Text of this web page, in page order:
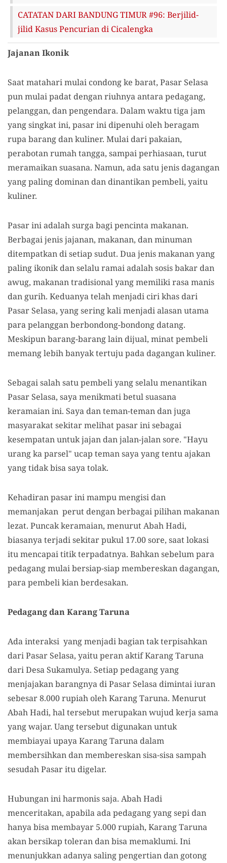
CATATAN DARI BANDUNG TIMUR #96: Berjilid-
jilid Kasus Pencurian di Cicalengka
Jajanan Ikonik
Saat matahari mulai condong ke barat, Pasar Selasa
pun mulai padat dengan riuhnya antara pedagang,
pelanggan, dan pengendara. Dalam waktu tiga jam
yang singkat ini, pasar ini dipenuhi oleh beragam
rupa barang dan kuliner. Mulai dari pakaian,
perabotan rumah tangga, sampai perhiasaan, turut
meramaikan suasana. Namun, ada satu jenis dagangan
yang paling dominan dan dinantikan pembeli, yaitu
kuliner.
Pasar ini adalah surga bagi pencinta makanan.
Berbagai jenis jajanan, makanan, dan minuman
ditempatkan di setiap sudut. Dua jenis makanan yang
paling ikonik dan selalu ramai adalah sosis bakar dan
awug, makanan tradisional yang memiliki rasa manis
dan gurih. Keduanya telah menjadi ciri khas dari
Pasar Selasa, yang sering kali menjadi alasan utama
para pelanggan berbondong-bondong datang.
Meskipun barang-barang lain dijual, minat pembeli
memang lebih banyak tertuju pada dagangan kuliner.
Sebagai salah satu pembeli yang selalu menantikan
Pasar Selasa, saya menikmati betul suasana
keramaian ini. Saya dan teman-teman dan juga
masyarakat sekitar melihat pasar ini sebagai
kesempatan untuk jajan dan jalan-jalan sore. "Hayu
urang ka parsel" ucap teman saya yang tentu ajakan
yang tidak bisa saya tolak.
Kehadiran pasar ini mampu mengisi dan
memanjakan perut dengan berbagai pilihan makanan
lezat. Puncak keramaian, menurut Abah Hadi,
biasanya terjadi sekitar pukul 17.00 sore, saat lokasi
itu mencapai titik terpadatnya. Bahkan sebelum para
pedagang mulai bersiap-siap membereskan dagangan,
para pembeli kian berdesakan.
Pedagang dan Karang Taruna
Ada interaksi yang menjadi bagian tak terpisahkan
dari Pasar Selasa, yaitu peran aktif Karang Taruna
dari Desa Sukamulya. Setiap pedagang yang
menjajakan barangnya diPasar Selasa dimintai iuran
sebesar 8.000rupiah oleh Karang Taruna. Menurut
Abah Hadi, hal tersebut merupakan wujud kerja sama
yang wajar. Uang tersebut digunakan untuk
membiayai upaya Karang Taruna dalam
membersihkan dan membereskan sisa-sisa sampah
sesudah Pasar itu digelar.
Hubungan ini harmonis saja. Abah Hadi
menceritakan, apabila ada pedagang yang sepi dan
hanya bisa membayar 5.000 rupiah, Karang Taruna
akan bersikap toleran dan bisa memaklumi. Ini
menunjukkan adanya saling pengertian dan gotong